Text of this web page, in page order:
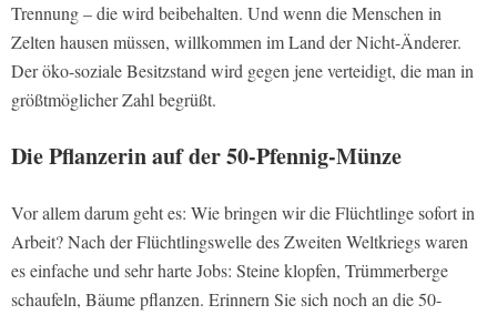
Trennung – die wird beibehalten. Und wenn die Menschen in
Zelten hausen müssen, willkommen im Land der Nicht-Änderer.
Der öko-soziale Besitzstand wird gegen jene verteidigt, die man in
größtmöglicher Zahl begrüßt.
Die Pflanzerin auf der 50-Pfennig-Münze
Vor allem darum geht es: Wie bringen wir die Flüchtlinge sofort in
Arbeit? Nach der Flüchtlingswelle des Zweiten Weltkriegs waren
es einfache und sehr harte Jobs: Steine klopfen, Trümmerberge
schaufeln, Bäume pflanzen. Erinnern Sie sich noch an die 50-